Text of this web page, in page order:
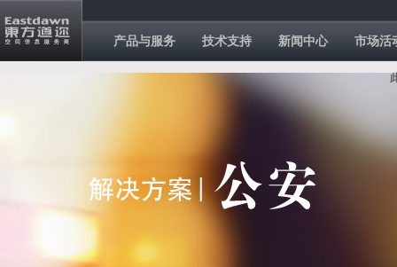
产品与服务 技术支持 新闻中心 市场活